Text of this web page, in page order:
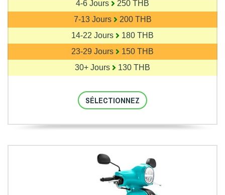
4-6 Jours
250 THB
7-13 Jours
200 THB
14-22 Jours
180 THB
23-29 Jours
150 THB
30+ Jours
130 THB
SÉLECTIONNEZ